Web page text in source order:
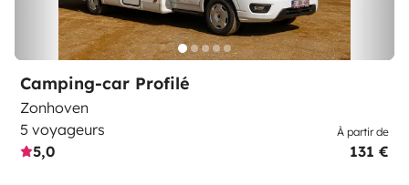
Camping-car Profilé
Zonhoven
5 voyageurs
5,0
À partir de
131 €